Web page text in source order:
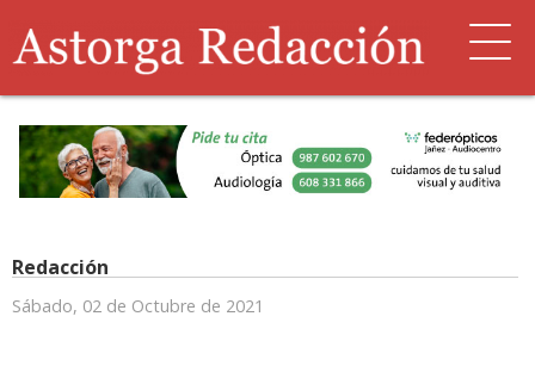
Redacción
Sábado, 02 de Octubre de 2021